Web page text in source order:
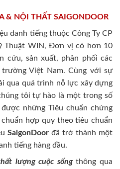
& NỘI THẤT SAIGONDOOR
danh tiếng thuộc Công Ty CP
Thuật WIN, Đơn vị có hơn 10
cứu, sản xuất, phân phối các
Việt Nam. Cùng với sự
qua quá trình nỗ lực xây dựng
tôi tự hào là một trong số
những Tiêu chuẩn chứng
hợp quy theo tiêu chuẩn
SaigonDoor đã trở thành một
tiếng hàng đầu.
lượng cuộc sốngthông qua